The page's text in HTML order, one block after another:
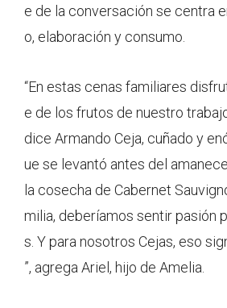
e de la conversación se centra
o, elaboración y consumo.
“En estas cenas familiares
e de los frutos de nuestro
dice Armando Ceja, cuñado y
ue se levantó antes del
la cosecha de Cabernet
milia, deberíamos sentir pasión
s. Y para nosotros Cejas, eso
”, agrega Ariel, hijo de Amelia.